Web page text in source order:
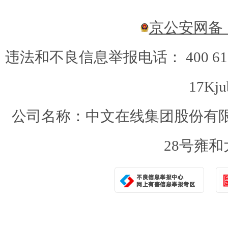
京公安网备
违法和不良信息举报电话： 400
公司名称：中文在线集团股份有
28号雍和